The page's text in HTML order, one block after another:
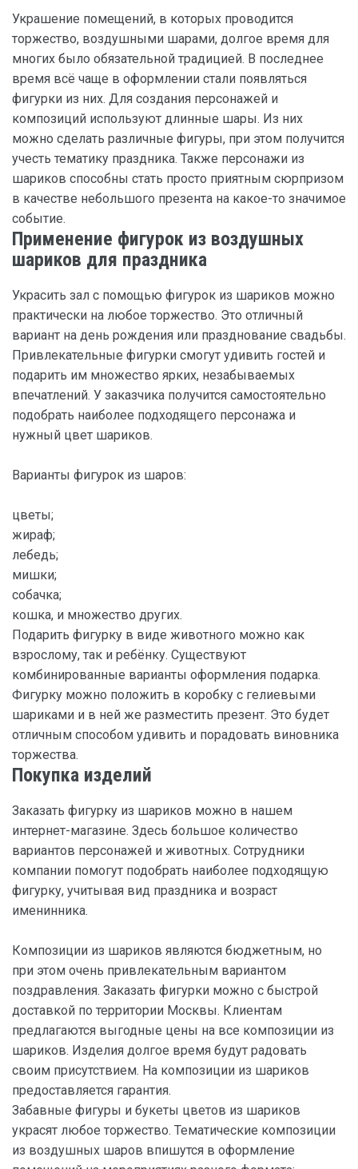
Украшение помещений, в которых проводится
торжество, воздушными шарами, долгое время для
многих было обязательной традицией. В последнее
время всё чаще в оформлении стали появляться
фигурки из них. Для создания персонажей и
композиций используют длинные шары. Из них
можно сделать различные фигуры, при этом получится
учесть тематику праздника. Также персонажи из
шариков способны стать просто приятным сюрпризом
в качестве небольшого презента на какое-то значимое
событие.
Применение фигурок из воздушных
шариков для праздника
Украсить зал с помощью фигурок из шариков можно
практически на любое торжество. Это отличный
вариант на день рождения или празднование свадьбы.
Привлекательные фигурки смогут удивить гостей и
подарить им множество ярких, незабываемых
впечатлений. У заказчика получится самостоятельно
подобрать наиболее подходящего персонажа и
нужный цвет шариков.
Варианты фигурок из шаров:
цветы;
жираф;
лебедь;
мишки;
собачка;
кошка, и множество других.
Подарить фигурку в виде животного можно как
взрослому, так и ребёнку. Существуют
комбинированные варианты оформления подарка.
Фигурку можно положить в коробку с гелиевыми
шариками и в ней же разместить презент. Это будет
отличным способом удивить и порадовать виновника
торжества.
Покупка изделий
Заказать фигурку из шариков можно в нашем
интернет-магазине. Здесь большое количество
вариантов персонажей и животных. Сотрудники
компании помогут подобрать наиболее подходящую
фигурку, учитывая вид праздника и возраст
именинника.
Композиции из шариков являются бюджетным, но
при этом очень привлекательным вариантом
поздравления. Заказать фигурки можно с быстрой
доставкой по территории Москвы. Клиентам
предлагаются выгодные цены на все композиции из
шариков. Изделия долгое время будут радовать
своим присутствием. На композиции из шариков
предоставляется гарантия.
Забавные фигуры и букеты цветов из шариков
украсят любое торжество. Тематические композиции
из воздушных шаров впишутся в оформление